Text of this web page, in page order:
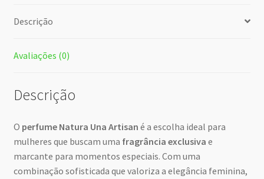
Descrição
Avaliações (0)
Descrição
O perfume Natura Una Artisan é a escolha ideal para
mulheres que buscam uma fragrância exclusiva e
marcante para momentos especiais. Com uma
combinação sofisticada que valoriza a elegância feminina,